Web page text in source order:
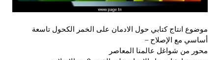
موضوع انتاج كتابي حول الادمان على الخمر الكحول تاسعة
أساسي مع الإصلاح –
محور من شواغل عالمنا المعاصر